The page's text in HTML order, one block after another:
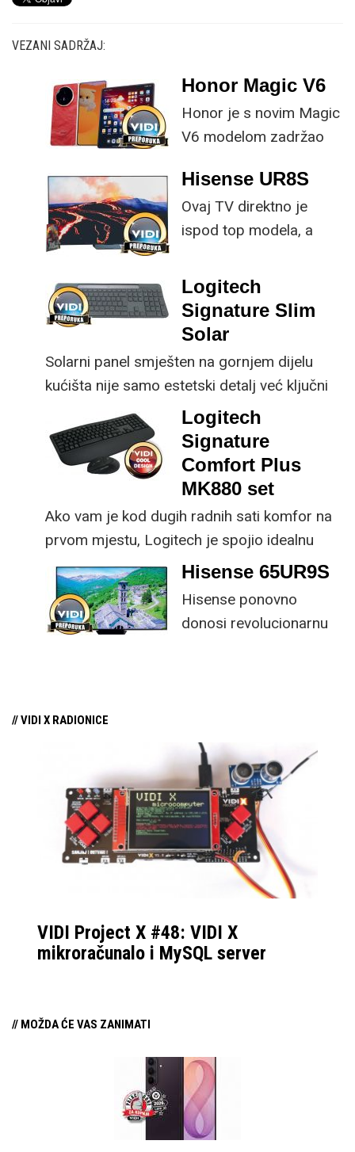
VEZANI SADRŽAJ:
Honor Magic V6
Honor je s novim Magic
V6 modelom zadržao
specifikacije, no
istovremeno
implementirao
ključne svakom
korisniku.
Hisense UR8S
Ovaj TV direktno je
ispod top modela, a
male ustupke možete
osjetno uštedjeti pri
kupnji.
Logitech
Signature Slim
Solar
Solarni panel smješten na gornjem dijelu
kućišta nije samo estetski detalj već ključni
dio koncepta ovog proizvoda, jer koristi
energiju prirodnog ili umjetnog svjetla za
rad.
Logitech
Signature
Comfort Plus
MK880 set
Ako vam je kod dugih radnih sati komfor na
prvom mjestu, Logitech je spojio idealnu
kombinaciju tipkovnice i miša s naprednim
funkcijama.
Hisense 65UR9S
Hisense ponovno
donosi revolucionarnu
// VIDI X RADIONICE
VIDI Project X #48: VIDI X
mikroračunalo i MySQL server
// MOŽDA ĆE VAS ZANIMATI